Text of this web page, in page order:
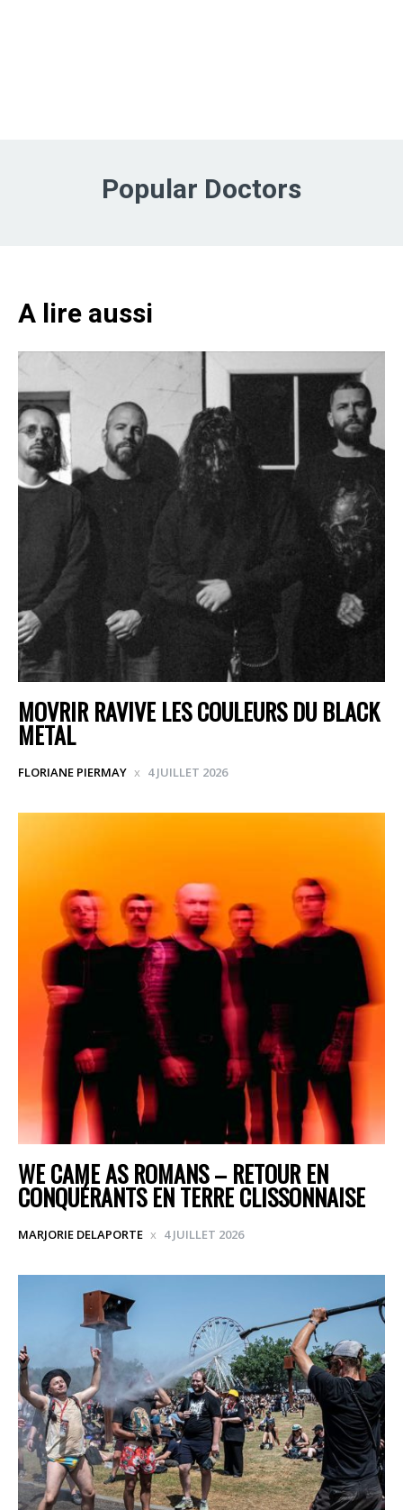
Popular Doctors
A lire aussi
MOVRIR RAVIVE LES COULEURS DU BLACK
METAL
FLORIANE PIERMAY 4 JUILLET 2026
WE CAME AS ROMANS – RETOUR EN
CONQUÉRANTS EN TERRE CLISSONNAISE
MARJORIE DELAPORTE 4 JUILLET 2026